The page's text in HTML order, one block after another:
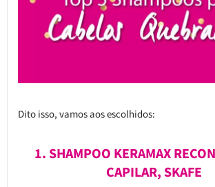
Dito isso, vamos aos escolhidos:
1. SHAMPOO KERAMAX
CAPILAR, SKAFE